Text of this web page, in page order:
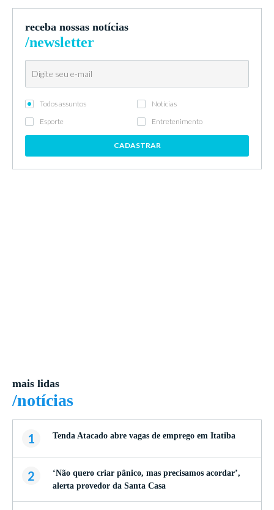
receba nossas notícias
/newsletter
Todos assuntos
Notícias
Esporte
Entretenimento
CADASTRAR
mais lidas
/notícias
1 Tenda Atacado abre vagas de emprego em Itatiba
2
‘Não quero criar pânico, mas precisamos acordar’,
alerta provedor da Santa Casa